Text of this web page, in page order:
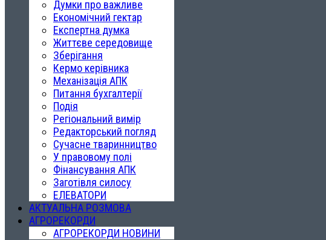
Думки про важливе
Економічний гектар
Експертна думка
Життєве середовище
Зберігання
Кермо керівника
Механізація АПК
Питання бухгалтерії
Подія
Регіональний вимір
Редакторський погляд
Сучасне тваринництво
У правовому полі
Фінансування АПК
Заготівля силосу
ЕЛЕВАТОРИ
АКТУАЛЬНА РОЗМОВА
АГРОРЕКОРДИ
АГРОРЕКОРДИ НОВИНИ